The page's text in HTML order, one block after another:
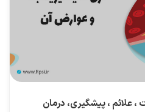
، علائم ، پیشگیری، درمان